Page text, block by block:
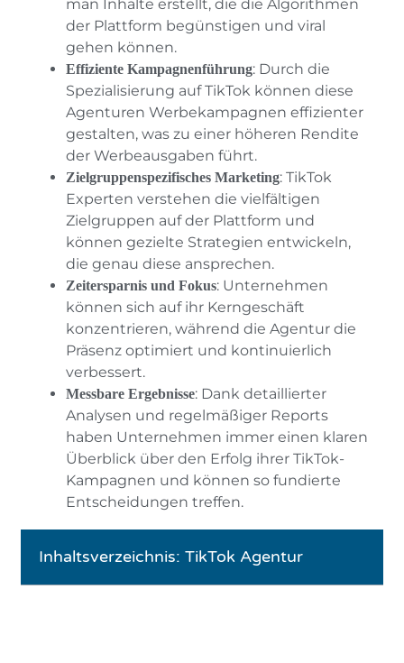
man Inhalte erstellt, die die Algorithmen
der Plattform begünstigen und viral
gehen können.
Effiziente Kampagnenführung: Durch die
Spezialisierung auf TikTok können diese
Agenturen Werbekampagnen effizienter
gestalten, was zu einer höheren Rendite
der Werbeausgaben führt.
Zielgruppenspezifisches Marketing: TikTok
Experten verstehen die vielfältigen
Zielgruppen auf der Plattform und
können gezielte Strategien entwickeln,
die genau diese ansprechen.
Zeitersparnis und Fokus: Unternehmen
können sich auf ihr Kerngeschäft
konzentrieren, während die Agentur die
Präsenz optimiert und kontinuierlich
verbessert.
Messbare Ergebnisse: Dank detaillierter
Analysen und regelmäßiger Reports
haben Unternehmen immer einen klaren
Überblick über den Erfolg ihrer TikTok-
Kampagnen und können so fundierte
Entscheidungen treffen.
Inhaltsverzeichnis: TikTok Agentur